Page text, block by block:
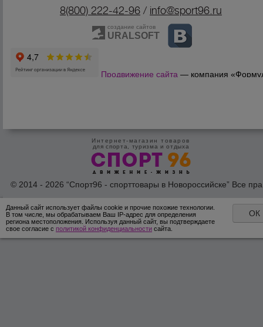
8(800) 222-42-96/ info@sport96.ru
создание сайтов
URALSOFT
Продвижение сайта — компания
Интернет-магазин товаров
для спорта, туризма и отдыха
© 2014 - 2026 “Спорт96 - спорттовары в Новороссийске” Все
Данный сайт использует файлы cookie и прочие похожие технологии.
В том числе, мы обрабатываем Ваш IP-адрес для определения
региона местоположения. Используя данный сайт, вы подтверждаете
свое согласие с политикой конфиденциальности сайта.
ОК